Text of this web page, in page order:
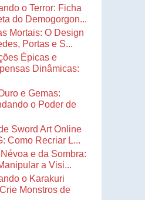
o Terror: Ficha
do Demogorgon...
Mortais: O Design
Portas e S...
Épicas e
Dinâmicas:
e Gemas:
o Poder de
Sword Art Online
Como Recriar L...
e da Sombra:
a Visi...
o Karakuri
Monstros de